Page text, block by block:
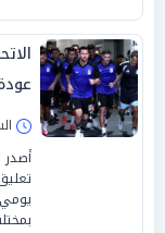
السبت
أصدر